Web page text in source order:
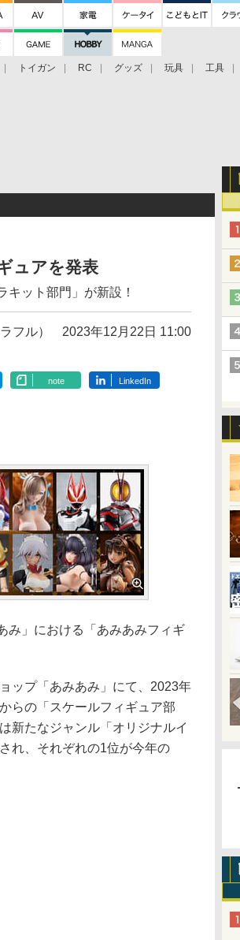
トイガン RC グッズ 玩具 工具
ュアを発表
ット部門」が新設！
フル） 2023年12月22日 11:00
note LinkedIn
み」における「あみあみフィギ
ップ「あみあみ」にて、2023年
らの「スケールフィギュア部
新たなジャンル「オリジナルイ
れ、それぞれの1位が今年の